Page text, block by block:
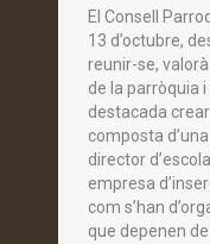
El Consell
13 d’octubre,
reunir-se,
de la parròquia
destacada
composta
director
empresa
com s’han
que depenen